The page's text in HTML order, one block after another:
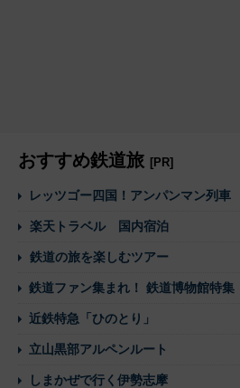
おすすめ鉄道旅 [PR]
レッツゴー四国！アンパンマン列車
楽天トラベル 国内宿泊
鉄道の旅を楽しむツアー
鉄道ファン集まれ！ 鉄道博物館特集
近鉄特急「ひのとり」
立山黒部アルペンルート
しまかぜで行く伊勢志摩